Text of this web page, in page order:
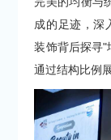
成的足迹，深
装饰背后探寻"
通过结构比例